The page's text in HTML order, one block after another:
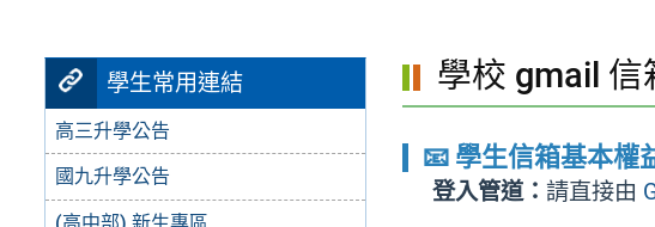
學生常用連結
高三升學公告
國九升學公告
學校 gmail 信
📧 學生信箱基本權
登入管道：請直接由